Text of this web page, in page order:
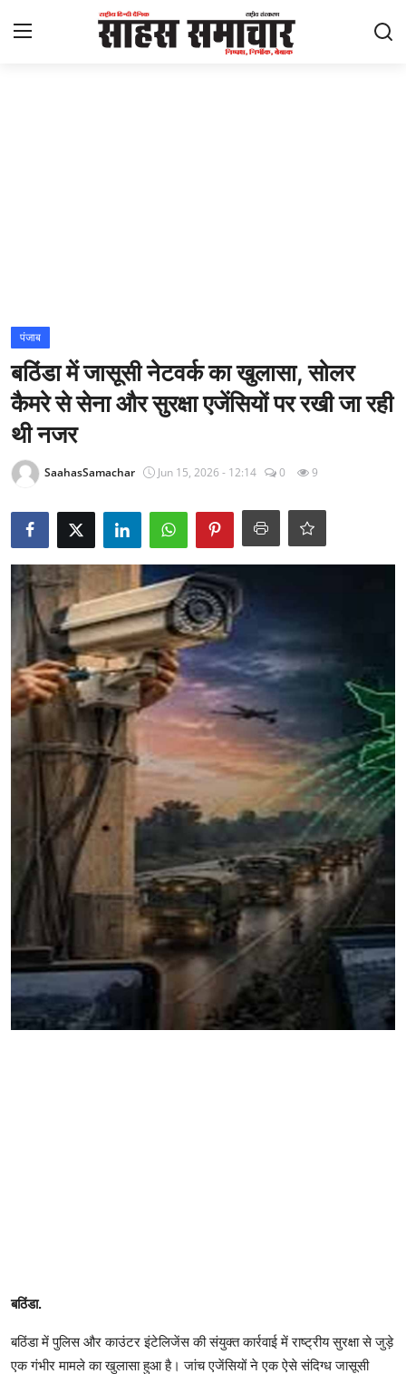
राज्य
अंतराष्ट्रीय
राजनीति
खेल
Epaper
धर्म
लाइफस्टाइल
टेक
पंजाब
बठिंडा में जासूसी नेटवर्क का खुलासा, सोलर
कैमरे से सेना और सुरक्षा एजेंसियों पर रखी जा रही
थी नजर
SaahasSamachar Jun 15, 2026 - 12:14 0 9
बठिंडा.
बठिंडा में पुलिस और काउंटर इंटेलिजेंस की संयुक्त कार्रवाई में राष्ट्रीय सुरक्षा से जुड़े
एक गंभीर मामले का खुलासा हुआ है। जांच एजेंसियों ने एक ऐसे संदिग्ध जासूसी